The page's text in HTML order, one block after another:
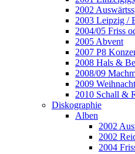
2002
2003 Leipzig /
2004/05 Friss
2005 Abvent
2007 P8
2008 Hals &
2008/09
2009
2010 Schall &
Diskographie
Alben
2002
2002
2004